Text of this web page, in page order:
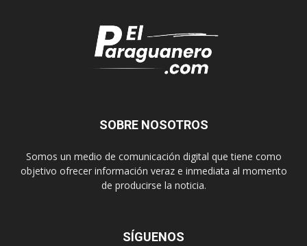
SOBRE NOSOTROS
Somos un medio de comunicación digital que tiene como
objetivo ofrecer información veraz e inmediata al momento
de producirse la noticia.
SÍGUENOS